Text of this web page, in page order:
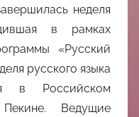
неделя
в рамках
«Русский
русского языка
в Российском
Ведущие